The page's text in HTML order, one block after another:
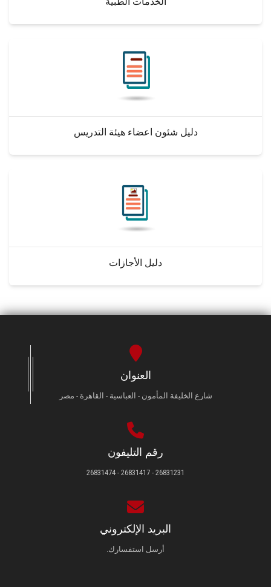
دليل شئون اعضاء هيئة التدريس
دليل الأجازات
العنوان
شارع الخليفة المأمون - العباسية - القاهرة - مصر
رقم التليفون
26831231 - 26831417 - 26831474
البريد الإلكتروني
أرسل استفسارك.